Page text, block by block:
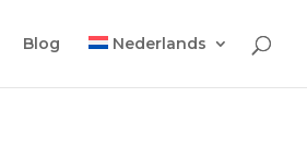
Blog Nederlands